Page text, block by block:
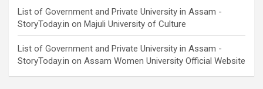
List of Government and Private University in Assam -
StoryToday.in on Majuli University of Culture
List of Government and Private University in Assam -
StoryToday.in on Assam Women University Official Website